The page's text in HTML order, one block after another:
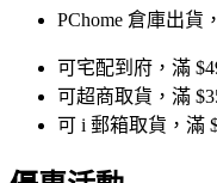
PChome 倉庫出貨
可宅配到府，滿
可超商取貨，滿
可 i 郵箱取貨，滿